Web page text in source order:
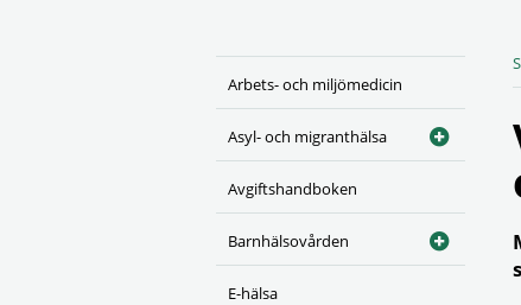
Arbets- och miljömedicin
Asyl- och migranthälsa
Avgiftshandboken
Barnhälsovården
E-hälsa